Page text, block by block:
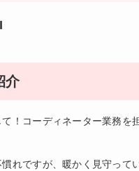
介
！コーディネーター業務を
慣れですが、暖かく見守って